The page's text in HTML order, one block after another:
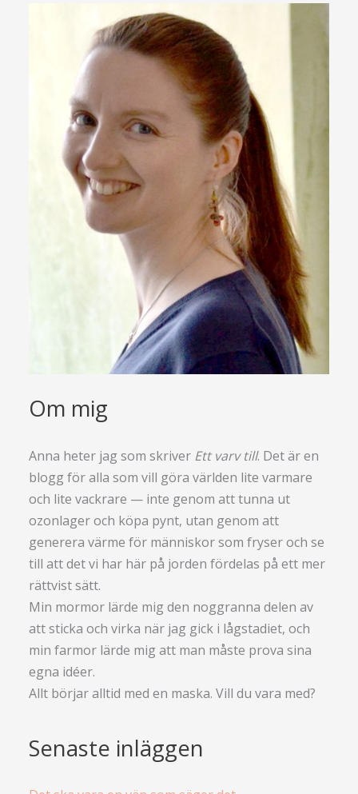
Om mig
Anna heter jag som skriver Ett varv till. Det är en
blogg för alla som vill göra världen lite varmare
och lite vackrare — inte genom att tunna ut
ozonlager och köpa pynt, utan genom att
generera värme för människor som fryser och se
till att det vi har här på jorden fördelas på ett mer
rättvist sätt.
Min mormor lärde mig den noggranna delen av
att sticka och virka när jag gick i lågstadiet, och
min farmor lärde mig att man måste prova sina
egna idéer.
Allt börjar alltid med en maska. Vill du vara med?
Senaste inläggen